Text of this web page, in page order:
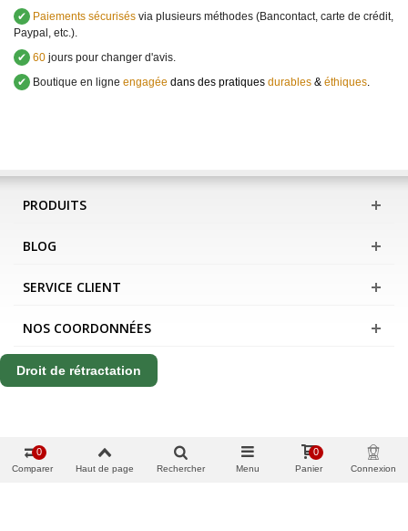
✔
Paiements sécurisés via plusieurs méthodes (Bancontact, carte de crédit,
Paypal, etc.).
✔ 60 jours pour changer d'avis.
✔
Boutique en ligne engagée dans des pratiques durables & éthiques.
PRODUITS
BLOG
SERVICE CLIENT
NOS COORDONNÉES
Droit de rétractation
Comparer
0
Haut de page Rechercher Menu Panier
0
Connexion